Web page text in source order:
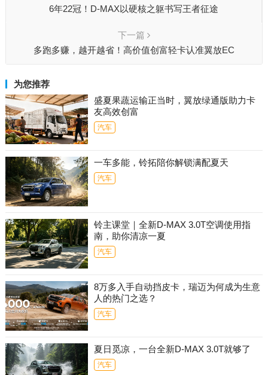
6年22冠！D-MAX以硬核之躯书写王者征途
下一篇
多跑多赚，越开越省！高价值创富轻卡认准翼放EC
为您推荐
盛夏果蔬运输正当时，翼放绿通版助力卡
友高效创富
汽车
一车多能，铃拓陪你解锁满配夏天
汽车
铃主课堂｜全新D-MAX 3.0T空调使用指
南，助你清凉一夏
汽车
8万多入手自动挡皮卡，瑞迈为何成为生意
人的热门之选？
汽车
夏日觅凉，一台全新D-MAX 3.0T就够了
汽车